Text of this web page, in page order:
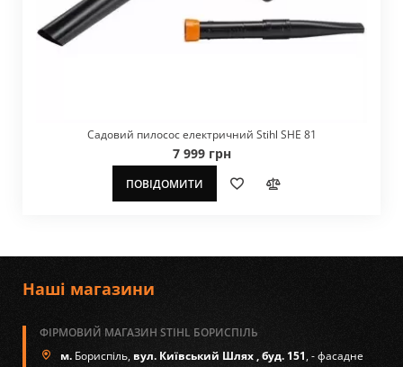
Садовий пилосос електричний Stihl SHE 81
7 999 грн
ПОВІДОМИТИ
Наші магазини
ФІРМОВИЙ МАГАЗИН STIHL БОРИСПІЛЬ
м. Бориспіль,вул. Київський Шлях , буд. 151, - фасадне